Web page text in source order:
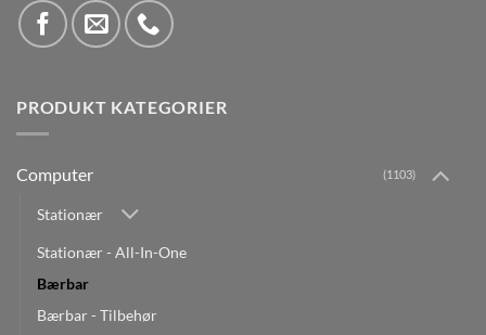
PRODUKT KATEGORIER
Computer (1103)
Stationær
Stationær - All-In-One
Bærbar
Bærbar - Tilbehør